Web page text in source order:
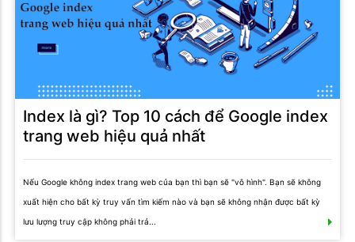
Index là gì? Top 10 cách để Google index
trang web hiệu quả nhất
Nếu Google không index trang web của bạn thì bạn sẽ "vô hình". Bạn sẽ không
xuất hiện cho bất kỳ truy vấn tìm kiếm nào và bạn sẽ không nhận được bất kỳ
lưu lượng truy cập không phải trả...